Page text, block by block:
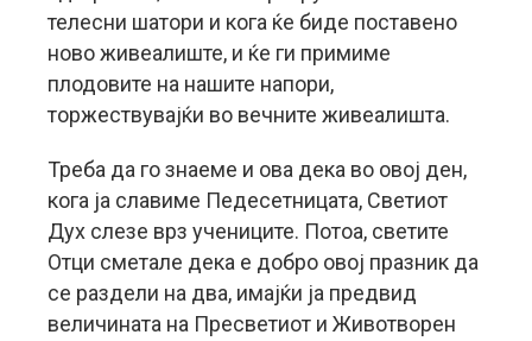
телесни шатори и кога ќе биде поставено
ново живеалиште, и ќе ги примиме
плодовите на нашите напори,
торжествувајќи во вечните живеалишта.
Треба да го знаеме и ова дека во овој ден,
кога ја славиме Педесетницата, Светиот
Дух слезе врз учениците. Потоа, светите
Отци сметале дека е добро овој празник да
се раздели на два, имајќи ја предвид
величината на Пресветиот и Животворен